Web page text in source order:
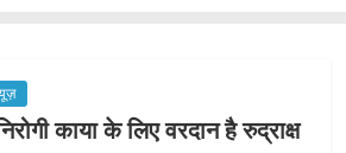
काया के लिए वरदान है रुद्राक्ष